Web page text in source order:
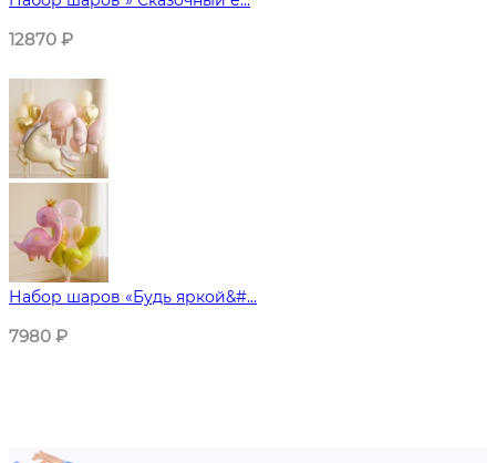
12870 ₽
Набор шаров «Будь яркой&#...
7980 ₽